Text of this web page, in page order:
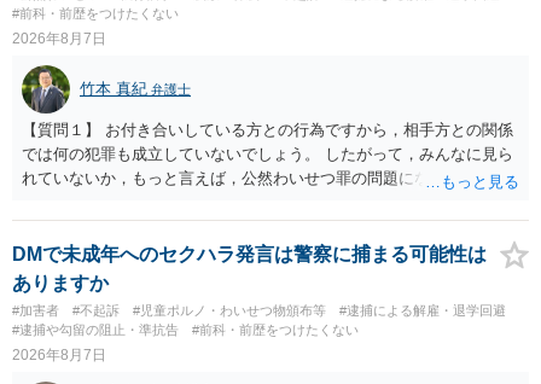
#前科・前歴をつけたくない
2026年8月7日
竹本 真紀 弁護士
【質問１】 お付き合いしている方との行為ですから，相手方との関係
では何の犯罪も成立していないでしょう。 したがって，みんなに見ら
れていないか，もっと言えば，公然わいせつ罪の問題にならないかの
然性は，不特定又は多数の方が認識できる状態か否かで判断されま
す。 本件は，車の中という閉鎖された空間で行っており，不特定又は
多数の方が認識するのは困難な状態ですから，公然性はないと思いま
す。 また，意図的に示そうとする故意が必要ですが，本件では，通過
する車両があると服を着ている（わいせつな状態をなくしている）の
ですから，むしろ見られないようにしており，故意が認められること
DMで未成年へのセクハラ発言は警察に捕まる可能性は
ありますか
#加害者 #不起訴 #児童ポルノ・わいせつ物頒布等
#逮捕による解雇・退学回避
#逮捕や勾留の阻止・準抗告
#前科・前歴をつけたくない
2026年8月7日